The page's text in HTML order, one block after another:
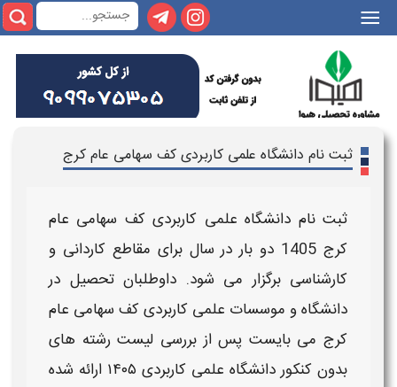
|||
ثبت نام دانشگاه علمی کاربردی کف سهامی عام کرج
ثبت نام دانشگاه علمی کاربردی کف سهامی عام
کرج 1405 دو بار در سال برای مقاطع کاردانی و
کارشناسی برگزار می شود. داوطلبان تحصیل در
دانشگاهو موسسات علمی کاربردی کف سهامی عام
کرج می بایست پس از بررسی لیست رشته های
بدون کنکور دانشگاه علمی کاربردی ۱۴۰۵ ارائه شده